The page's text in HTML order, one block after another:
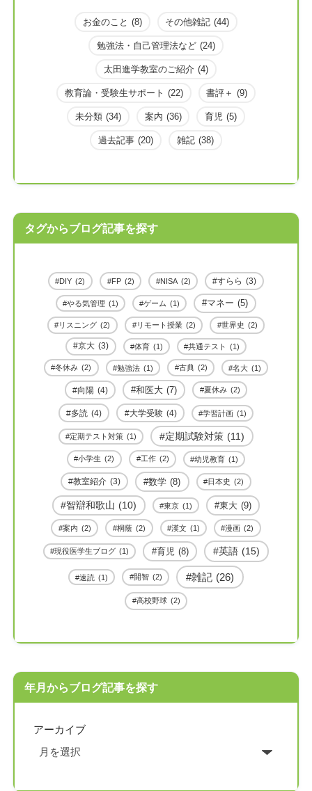
お金のこと (8) その他雑記 (44)
勉強法・自己管理法など (24)
太田進学教室のご紹介 (4)
教育論・受験生サポート (22) 書評＋ (9)
未分類 (34) 案内 (36) 育児 (5)
過去記事 (20) 雑記 (38)
タグからブログ記事を探す
DIY (2) FP (2) NISA (2) すらら (3)
やる気管理 (1) ゲーム (1) マネー (5)
リスニング (2) リモート授業 (2) 世界史 (2)
京大 (3) 体育 (1) 共通テスト (1)
冬休み (2) 勉強法 (1) 古典 (2) 名大 (1)
向陽 (4) 和医大 (7) 夏休み (2)
多読 (4) 大学受験 (4) 学習計画 (1)
定期テスト対策 (1) 定期試験対策 (11)
小学生 (2) 工作 (2) 幼児教育 (1)
教室紹介 (3) 数学 (8) 日本史 (2)
智辯和歌山 (10) 東京 (1) 東大 (9)
案内 (2) 桐蔭 (2) 漢文 (1) 漫画 (2)
現役医学生ブログ (1) 育児 (8) 英語 (15)
速読 (1) 開智 (2) 雑記 (26)
高校野球 (2)
年月からブログ記事を探す
アーカイブ